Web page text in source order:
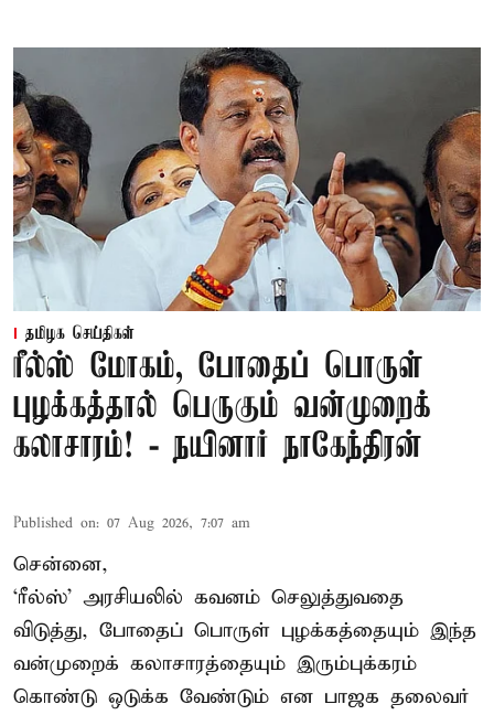
தமிழக செய்திகள்
ரீல்ஸ் மோகம், போதைப் பொருள்
புழக்கத்தால் பெருகும் வன்முறைக்
கலாசாரம்! - நயினார் நாகேந்திரன்
Published on: 07 Aug 2026, 7:07 am
சென்னை,
‘ரீல்ஸ்’ அரசியலில் கவனம் செலுத்துவதை
விடுத்து, போதைப் பொருள் புழக்கத்தையும் இந்த
வன்முறைக் கலாசாரத்தையும் இரும்புக்கரம்
கொண்டு ஒடுக்க வேண்டும் என பாஜக தலைவர்